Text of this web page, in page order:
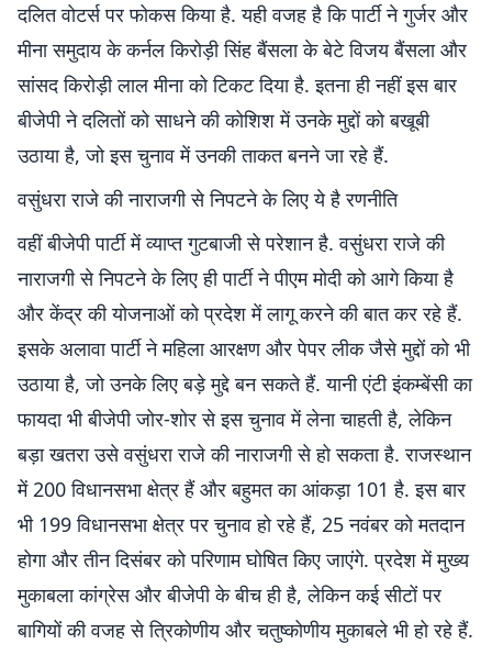
दलित वोटर्स पर फोकस किया है. यही वजह है कि पार्टी ने गुर्जर और
मीना समुदाय के कर्नल किरोड़ी सिंह बैंसला के बेटे विजय बैंसला और
सांसद किरोड़ी लाल मीना को टिकट दिया है. इतना ही नहीं इस बार
बीजेपी ने दलितों को साधने की कोशिश में उनके मुद्दों को बखूबी
उठाया है, जो इस चुनाव में उनकी ताकत बनने जा रहे हैं.
वसुंधरा राजे की नाराजगी से निपटने के लिए ये है रणनीति
वहीं बीजेपी पार्टी में व्याप्त गुटबाजी से परेशान है. वसुंधरा राजे की
नाराजगी से निपटने के लिए ही पार्टी ने पीएम मोदी को आगे किया है
और केंद्र की योजनाओं को प्रदेश में लागू करने की बात कर रहे हैं.
इसके अलावा पार्टी ने महिला आरक्षण और पेपर लीक जैसे मुद्दों को भी
उठाया है, जो उनके लिए बड़े मुद्दे बन सकते हैं. यानी एंटी इंकम्बेंसी का
फायदा भी बीजेपी जोर-शोर से इस चुनाव में लेना चाहती है, लेकिन
बड़ा खतरा उसे वसुंधरा राजे की नाराजगी से हो सकता है. राजस्थान
में 200 विधानसभा क्षेत्र हैं और बहुमत का आंकड़ा 101 है. इस बार
भी 199 विधानसभा क्षेत्र पर चुनाव हो रहे हैं, 25 नवंबर को मतदान
होगा और तीन दिसंबर को परिणाम घोषित किए जाएंगे. प्रदेश में मुख्य
मुकाबला कांग्रेस और बीजेपी के बीच ही है, लेकिन कई सीटों पर
बागियों की वजह से त्रिकोणीय और चतुष्कोणीय मुकाबले भी हो रहे हैं.